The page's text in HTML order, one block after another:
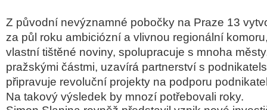
Z původní nevýznamné pobočky na Praze 13
za půl roku ambiciózní a vlivnou regionální
vlastní tištěné noviny, spolupracuje s mnoha
pražskými částmi, uzavírá partnerství s
připravuje revoluční projekty na podporu
Na takový výsledek by mnozí potřebovali roky.